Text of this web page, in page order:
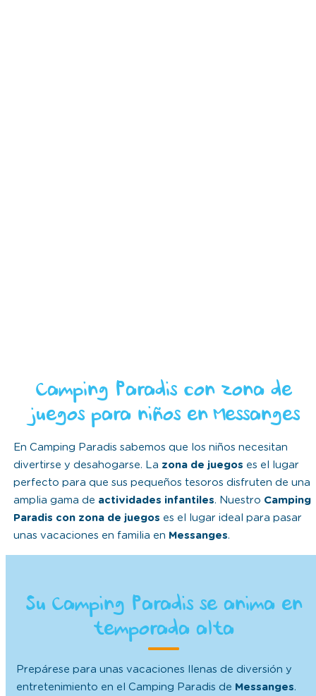
Camping Paradis con zona de
juegos para niños en Messanges
En Camping Paradis sabemos que los niños necesitan
divertirse y desahogarse. La zona de juegos es el lugar
perfecto para que sus pequeños tesoros disfruten de una
amplia gama de actividades infantiles. Nuestro Camping
Paradis con zona de juegos es el lugar ideal para pasar
unas vacaciones en familia en Messanges.
Su Camping Paradis se anima en
temporada alta
Prepárese para unas vacaciones llenas de diversión y
entretenimiento en el Camping Paradis de Messanges.